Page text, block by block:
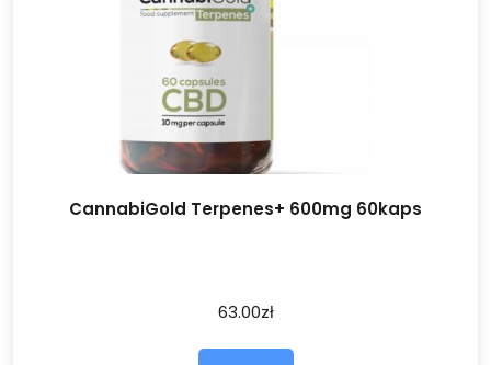
CannabiGold Terpenes+ 600mg 60kaps
63.00zł